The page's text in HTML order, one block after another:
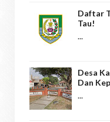
Daftar
Tau!
...
Desa
Dan
...